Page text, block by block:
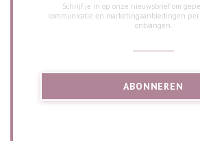
Schrijf je in op onze nieuwsbrief om
communicatie en marketingaanbiedingen
ontvangen.
ABONNEREN